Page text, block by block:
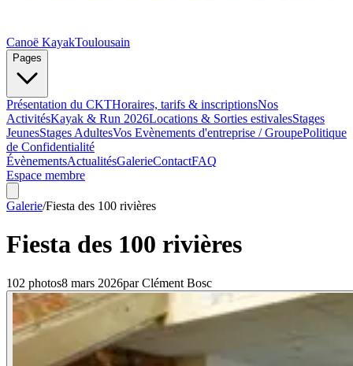
Canoë KayakToulousain
Pages
Présentation du CKTHoraires, tarifs & inscriptionsNos
ActivitésKayak & Run 2026Locations & Sorties estivalesStages
JeunesStages AdultesVos Evènements d'entreprise / GroupePolitique
de Confidentialité
ÉvènementsActualitésGalerieContactFAQ
Espace membre
Galerie/Fiesta des 100 rivières
Fiesta des 100 rivières
102 photos8 mars 2026parClément Bosc